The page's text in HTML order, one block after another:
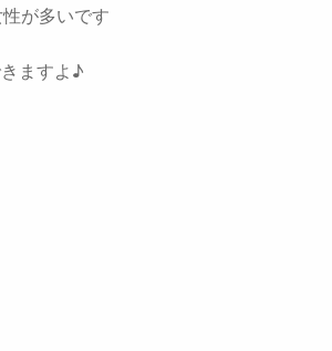
が多いです
ますよ♪